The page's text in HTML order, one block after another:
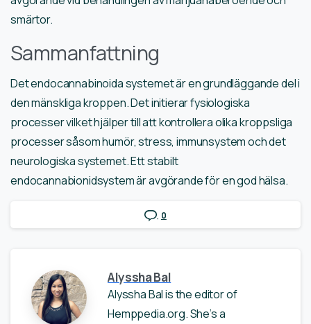
smärtor.
Sammanfattning
Det endocannabinoida systemet är en grundläggande del i
den mänskliga kroppen. Det initierar fysiologiska
processer vilket hjälper till att kontrollera olika kroppsliga
processer såsom humör, stress, immunsystem och det
neurologiska systemet. Ett stabilt
endocannabionidsystem är avgörande för en god hälsa.
0
Alyssha Bal
Alyssha Bal is the editor of
Hemppedia.org. She’s a